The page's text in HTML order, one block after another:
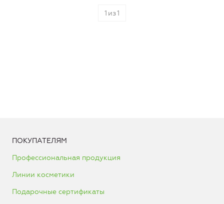
1 из1
ПОКУПАТЕЛЯМ
Профессиональная продукция
Линии косметики
Подарочные сертификаты